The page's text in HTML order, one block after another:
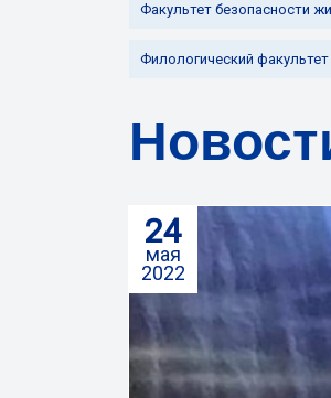
Факультет безопасности
Филологический факультет
24
мая
2022